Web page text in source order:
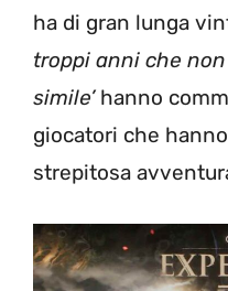
ha di gran lunga
troppi anni che
simile’hanno
giocatori che
strepitosa